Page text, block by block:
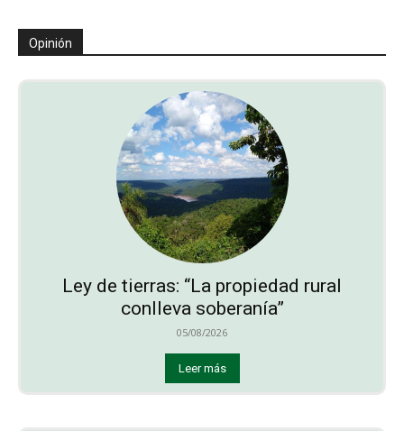
Opinión
Ley de tierras: “La propiedad rural
conlleva soberanía”
05/08/2026
Leer más